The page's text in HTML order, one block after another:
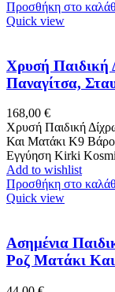
Προσθήκη στο
Quick view
Χρυσή
Παναγίτσα,
168,00 €
Χρυσή Παιδική
Και Ματάκι Κ9
Εγγύηση Kirki
Add to wishlist
Προσθήκη στο
Quick view
Ασημένια
Ροζ Ματάκι